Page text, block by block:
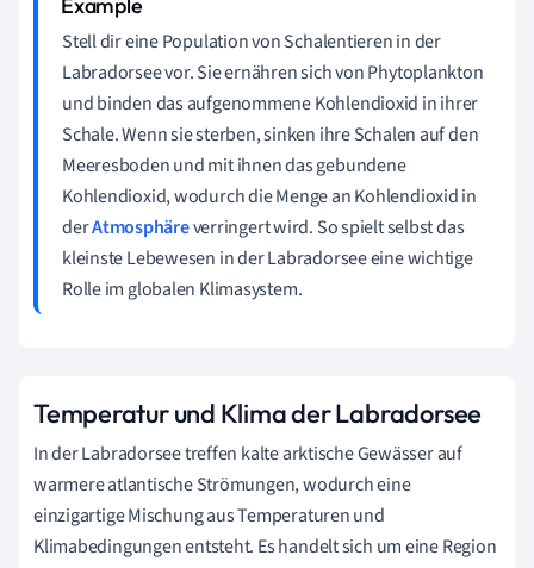
Stell dir eine Population von Schalentieren in der
Labradorsee vor. Sie ernähren sich von Phytoplankton
und binden das aufgenommene Kohlendioxid in ihrer
Schale. Wenn sie sterben, sinken ihre Schalen auf den
Meeresboden und mit ihnen das gebundene
Kohlendioxid, wodurch die Menge an Kohlendioxid in
derAtmosphäreverringert wird. So spielt selbst das
kleinste Lebewesen in der Labradorsee eine wichtige
Rolle im globalen Klimasystem.
Temperatur und Klima der Labradorsee
In der Labradorsee treffen kalte arktische Gewässer auf
warmere atlantische Strömungen, wodurch eine
einzigartige Mischung aus Temperaturen und
Klimabedingungen entsteht. Es handelt sich um eine Region